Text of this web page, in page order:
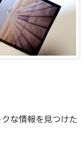
な情報を見つけた